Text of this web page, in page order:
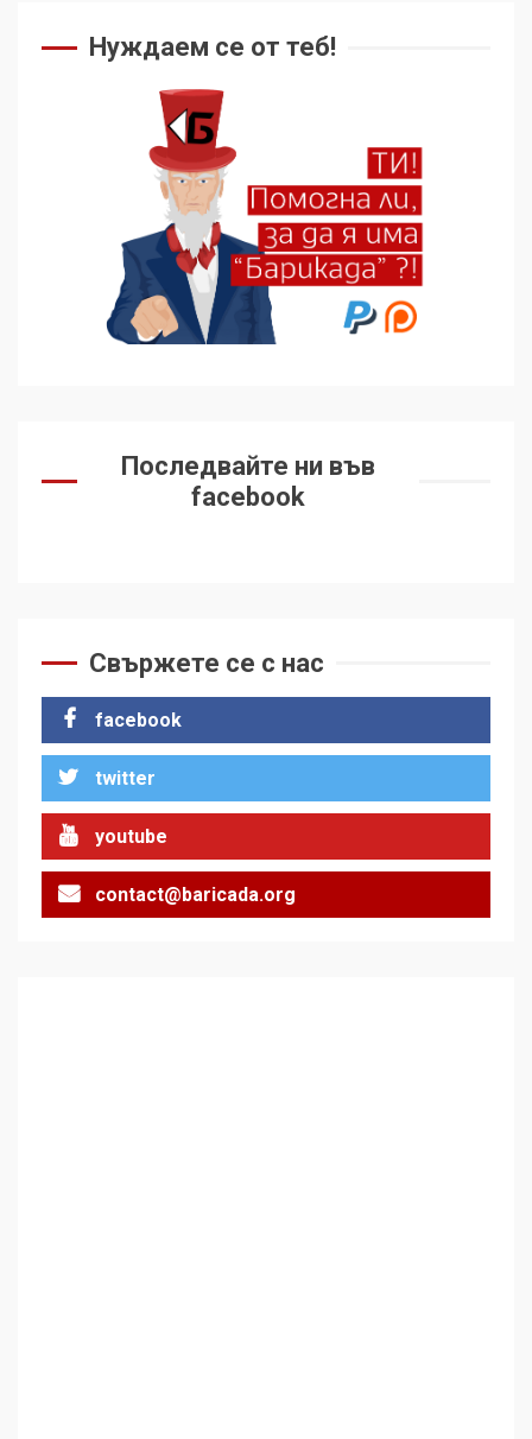
Нуждаем се от теб!
Последвайте ни във
facebook
Свържете се с нас
facebook
twitter
youtube
contact@baricada.org